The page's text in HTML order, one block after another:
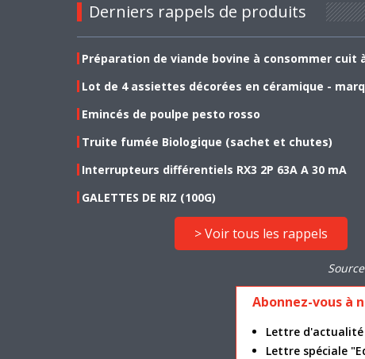
Derniers rappels de produits
Préparation de viande bovine à consommer cuit
Lot de 4 assiettes décorées en céramique -
Emincés de poulpe pesto rosso
Truite fumée Biologique (sachet et chutes)
Interrupteurs différentiels RX3 2P 63A A 30 mA
GALETTES DE RIZ (100G)
> Voir tous les rappels
Abonnez-vous à
Lettre
Lettre spéciale